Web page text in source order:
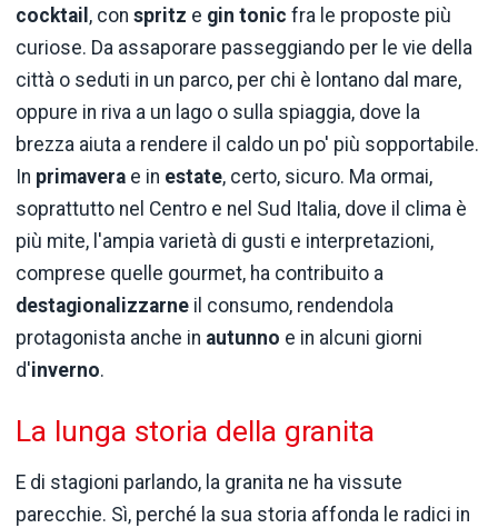
cocktail , con spritz e gin tonic fra le proposte più
curiose. Da assaporare passeggiando per le vie della
città o seduti in un parco, per chi è lontano dal mare,
oppure in riva a un lago o sulla spiaggia, dove la
brezza aiuta a rendere il caldo un po' più sopportabile.
In primavera e in estate, certo, sicuro. Ma ormai,
soprattutto nel Centro e nel Sud Italia, dove il clima è
più mite, l'ampia varietà di gusti e interpretazioni,
comprese quelle gourmet, ha contribuito a
destagionalizzarne il consumo, rendendola
protagonista anche in autunno e in alcuni giorni
d'inverno.
La lunga storia della granita
E di stagioni parlando, la granita ne ha vissute
parecchie. Sì, perché la sua storia affonda le radici in